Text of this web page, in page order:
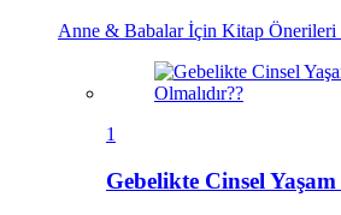
Anne & Babalar İçin Kitap Önerileri
1
Gebelikte Cinsel Yaşam